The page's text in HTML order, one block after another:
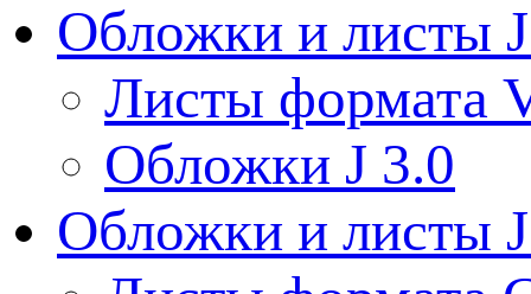
Обложки и листы
Листы формата
Обложки J 3.0
Обложки и листы